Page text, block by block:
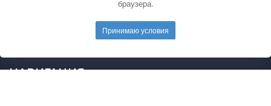
электронную почту редакции.
mail@pedarticles.ru
+7 (499) 113-47-87
НАВИГАЦИЯ
браузера.
Принимаю условия